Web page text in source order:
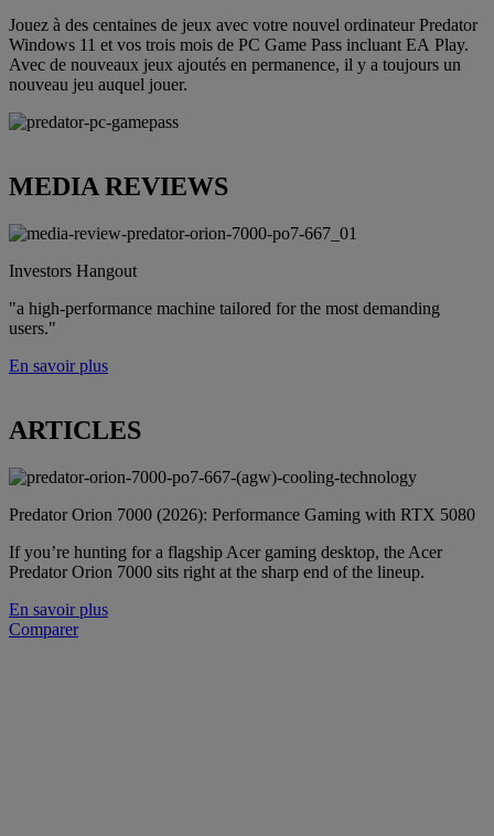
Jouez à des centaines de jeux avec votre nouvel ordinateur Predator
Windows 11 et vos trois mois de PC Game Pass incluant EA Play.
Avec de nouveaux jeux ajoutés en permanence, il y a toujours un
nouveau jeu auquel jouer.
MEDIA REVIEWS
Investors Hangout
"a high-performance machine tailored for the most demanding
users."
En savoir plus
ARTICLES
Predator Orion 7000 (2026): Performance Gaming with RTX 5080
If you’re hunting for a flagship Acer gaming desktop, the Acer
Predator Orion 7000 sits right at the sharp end of the lineup.
En savoir plus
Comparer